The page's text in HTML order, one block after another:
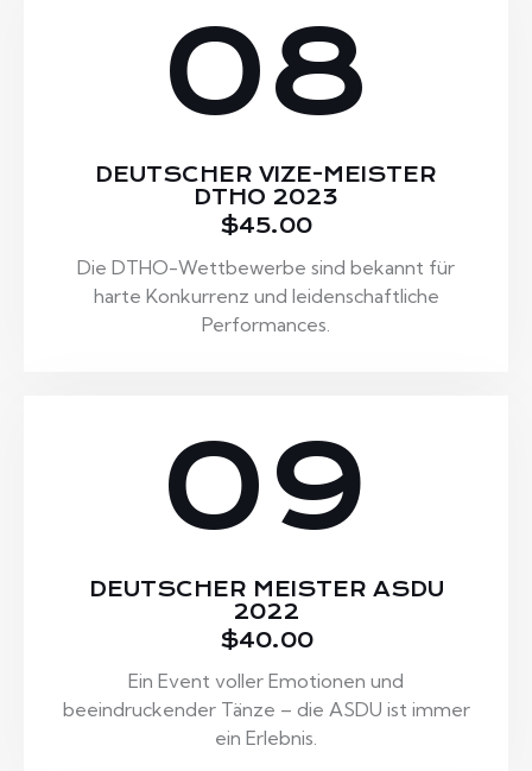
08
DEUTSCHER VIZE-MEISTER
DTHO 2023
$45.00
Die DTHO-Wettbewerbe sind bekannt für
harte Konkurrenz und leidenschaftliche
Performances.
09
DEUTSCHER MEISTER ASDU
2022
$40.00
Ein Event voller Emotionen und
beeindruckender Tänze – die ASDU ist immer
ein Erlebnis.